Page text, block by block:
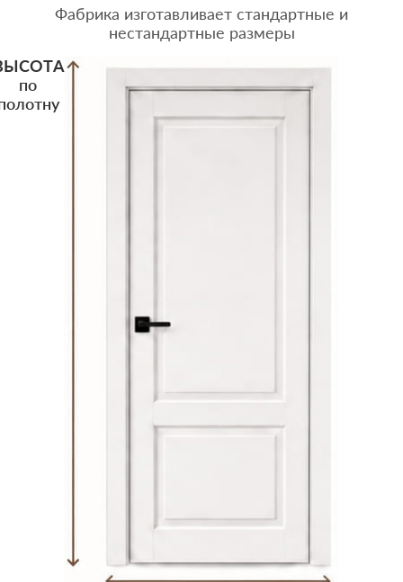
Фабрика изготавливает стандартные и
нестандартные размеры
по